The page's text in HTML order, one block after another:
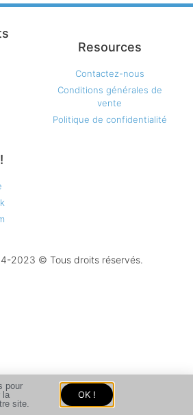
Resources
Contactez-nous
Conditions générales de
vente
Politique de confidentialité
2023 © Tous droits réservés.
pour
la
site.
OK !